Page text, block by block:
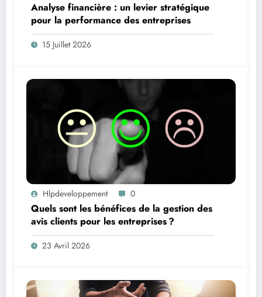
Analyse financière : un levier stratégique
pour la performance des entreprises
15 Juillet 2026
Hlpdeveloppement 0
Quels sont les bénéfices de la gestion des
avis clients pour les entreprises ?
23 Avril 2026